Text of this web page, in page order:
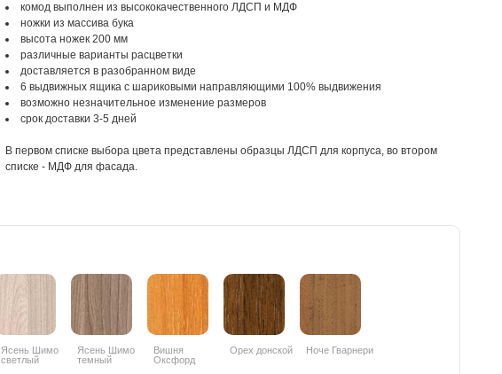
комод выполнен из высококачественного ЛДСП и МДФ
ножки из массива бука
высота ножек 200 мм
различные варианты расцветки
доставляется в разобранном виде
6 выдвижных ящика с шариковыми направляющими 100% выдвижения
возможно незначительное изменение размеров
срок доставки 3-5 дней
В первом списке выбора цвета представлены образцы ЛДСП для корпуса, во втором
списке - МДФ для фасада.
Ясень Шимо
светлый
Ясень Шимо
темный
Вишня
Оксфорд
Орех донской Ноче Гварнери